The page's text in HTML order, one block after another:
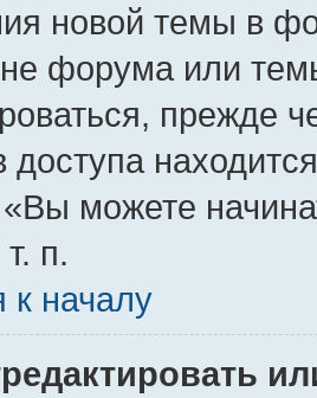
новой темы в
форума или
прежде
доступа
можете
п.
к началу